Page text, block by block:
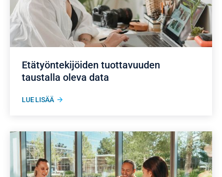
Etätyöntekijöiden tuottavuuden
taustalla oleva data
LUE LISÄÄ